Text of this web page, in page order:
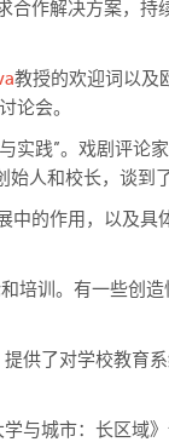
合作解决方案，持
教授的欢迎词以及
论会。
实践”。戏剧评论
人和校长，谈到
中的作用，以及具
培训。有一些创
供了对学校教育
与城市：长区域